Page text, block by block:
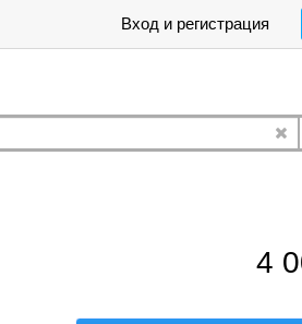
Вход и регистрация
4